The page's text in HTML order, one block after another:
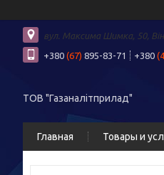
вул. Максима Шимка, 50,
+380 (67) 895-83-71 +380
ТОВ "Газаналітприлад"
Главная Товары и